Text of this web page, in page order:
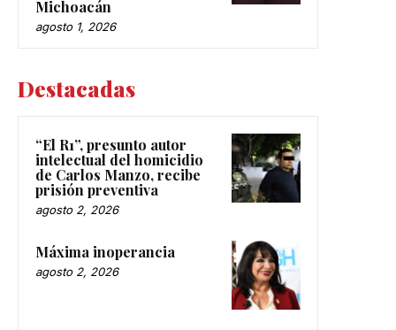
Michoacán
agosto 1, 2026
Destacadas
“El R1”, presunto autor
intelectual del homicidio
de Carlos Manzo, recibe
prisión preventiva
agosto 2, 2026
Máxima inoperancia
agosto 2, 2026